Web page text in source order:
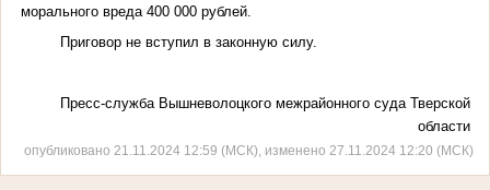
морального вреда 400 000 рублей.
Приговор не вступил в законную силу.
Пресс-служба Вышневолоцкого межрайонного суда Тверской
области
опубликовано 21.11.2024 12:59 (МСК), изменено 27.11.2024 12:20 (МСК)